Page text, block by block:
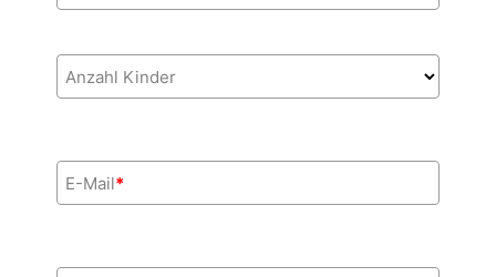
Anzahl Kinder
E-Mail*